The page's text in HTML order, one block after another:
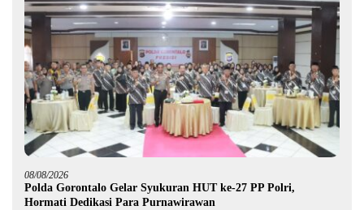
08/08/2026
Polda Gorontalo Gelar Syukuran HUT ke-27 PP Polri,
Hormati Dedikasi Para Purnawirawan